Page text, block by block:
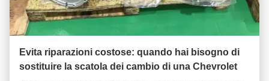
Evita riparazioni costose: quando hai bisogno di
sostituire la scatola dei cambio di una Chevrolet